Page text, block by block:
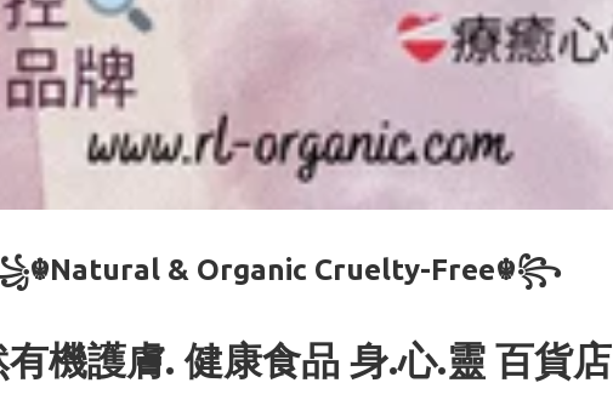
& Organic Cruelty-Free☬꧂
機護膚. 健康食品 身.心.靈 百貨店